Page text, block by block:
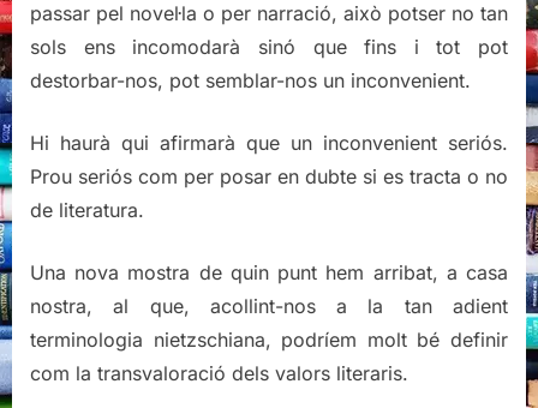
passar pel novel·la o per narració, això potser no tan
sols ens incomodarà sinó que fins i tot pot
destorbar-nos, pot semblar-nos un inconvenient.
Hi haurà qui afirmarà que un inconvenient seriós.
Prou seriós com per posar en dubte si es tracta o no
de literatura.
Una nova mostra de quin punt hem arribat, a casa
nostra, al que, acollint-nos a la tan adient
terminologia nietzschiana, podríem molt bé definir
com la transvaloració dels valors literaris.